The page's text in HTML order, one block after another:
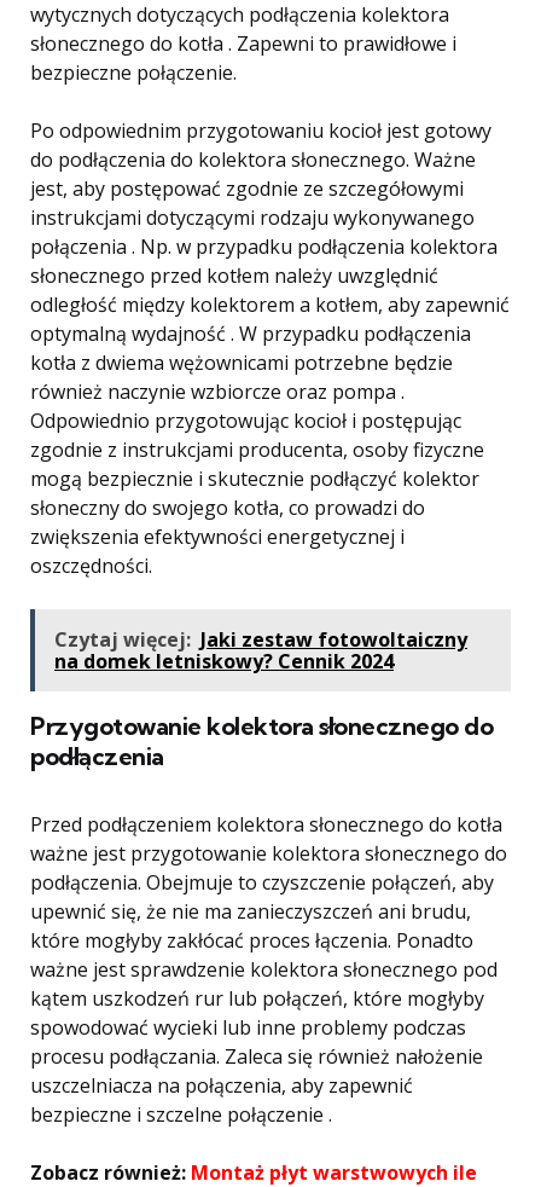
wytycznych dotyczących podłączenia kolektora
słonecznego do kotła . Zapewni to prawidłowe i
bezpieczne połączenie.
Po odpowiednim przygotowaniu kocioł jest gotowy
do podłączenia do kolektora słonecznego. Ważne
jest, aby postępować zgodnie ze szczegółowymi
instrukcjami dotyczącymi rodzaju wykonywanego
połączenia . Np. w przypadku podłączenia kolektora
słonecznego przed kotłem należy uwzględnić
odległość między kolektorem a kotłem, aby zapewnić
optymalną wydajność . W przypadku podłączenia
kotła z dwiema wężownicami potrzebne będzie
również naczynie wzbiorcze oraz pompa .
Odpowiednio przygotowując kocioł i postępując
zgodnie z instrukcjami producenta, osoby fizyczne
mogą bezpiecznie i skutecznie podłączyć kolektor
słoneczny do swojego kotła, co prowadzi do
zwiększenia efektywności energetycznej i
oszczędności.
Czytaj więcej: Jaki zestaw fotowoltaiczny
na domek letniskowy? Cennik 2024
Przygotowanie kolektora słonecznego do
podłączenia
Przed podłączeniem kolektora słonecznego do kotła
ważne jest przygotowanie kolektora słonecznego do
podłączenia. Obejmuje to czyszczenie połączeń, aby
upewnić się, że nie ma zanieczyszczeń ani brudu,
które mogłyby zakłócać proces łączenia. Ponadto
ważne jest sprawdzenie kolektora słonecznego pod
kątem uszkodzeń rur lub połączeń, które mogłyby
spowodować wycieki lub inne problemy podczas
procesu podłączania. Zaleca się również nałożenie
uszczelniacza na połączenia, aby zapewnić
bezpieczne i szczelne połączenie .
Zobacz również: Montaż płyt warstwowych ile